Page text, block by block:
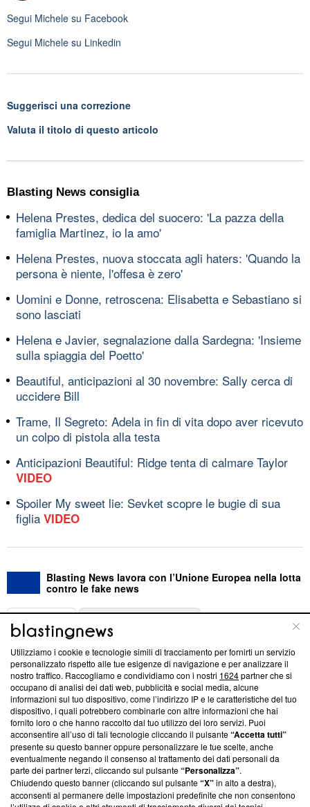
Segui Michele su Facebook
Segui Michele su Linkedin
Suggerisci una correzione
Valuta il titolo di questo articolo
Blasting News consiglia
Helena Prestes, dedica del suocero: 'La pazza della
famiglia Martinez, io la amo'
Helena Prestes, nuova stoccata agli haters: 'Quando la
persona è niente, l'offesa è zero'
Uomini e Donne, retroscena: Elisabetta e Sebastiano si
sono lasciati
Helena e Javier, segnalazione dalla Sardegna: 'Insieme
sulla spiaggia del Poetto'
Beautiful, anticipazioni al 30 novembre: Sally cerca di
uccidere Bill
Trame, Il Segreto: Adela in fin di vita dopo aver ricevuto
un colpo di pistola alla testa
Anticipazioni Beautiful: Ridge tenta di calmare Taylor
VIDEO
Spoiler My sweet lie: Sevket scopre le bugie di sua
figlia VIDEO
Blasting News lavora con l’Unione Europea nella lotta
contro le fake news
ABOUT
Questa sezione offre informazioni trasparenti su Blasting
News, sui nostri processi editoriali e su come ci impegniamo a
creare news di qualità. Inoltre, afferma la nostra aderenza a
‘Trust Project - News with Integrity’Blasting News non è
ancora membro del programma, ma ha richiesto di farne
parte; Trust Project non ha ancora effettuato una verifica di
conformità agli standard.
Su di noi
Team editoriale
Utilizziamo i cookie e tecnologie simili di tracciamento per fornirti un servizio
personalizzato rispetto alle tue esigenze di navigazione e per analizzare il
nostro traffico. Raccogliamo e condividiamo con i nostri 1624partner che si
occupano di analisi dei dati web, pubblicità e social media, alcune
informazioni sul tuo dispositivo, come l’indirizzo IP e le caratteristiche del tuo
dispositivo, i quali potrebbero combinarle con altre informazioni che hai
fornito loro o che hanno raccolto dal tuo utilizzo dei loro servizi. Puoi
acconsentire all’uso di tali tecnologie cliccando il pulsante“Accetta tutti”
presente su questo banner oppure personalizzare le tue scelte, anche
eventualmente negando il consenso al trattamento dei dati personali da
parte dei partner terzi, cliccando sul pulsante“Personalizza”.
Chiudendo questo banner (cliccando sul pulsante“X”in alto a destra),
acconsenti al permanere delle impostazioni predefinite che non consentono